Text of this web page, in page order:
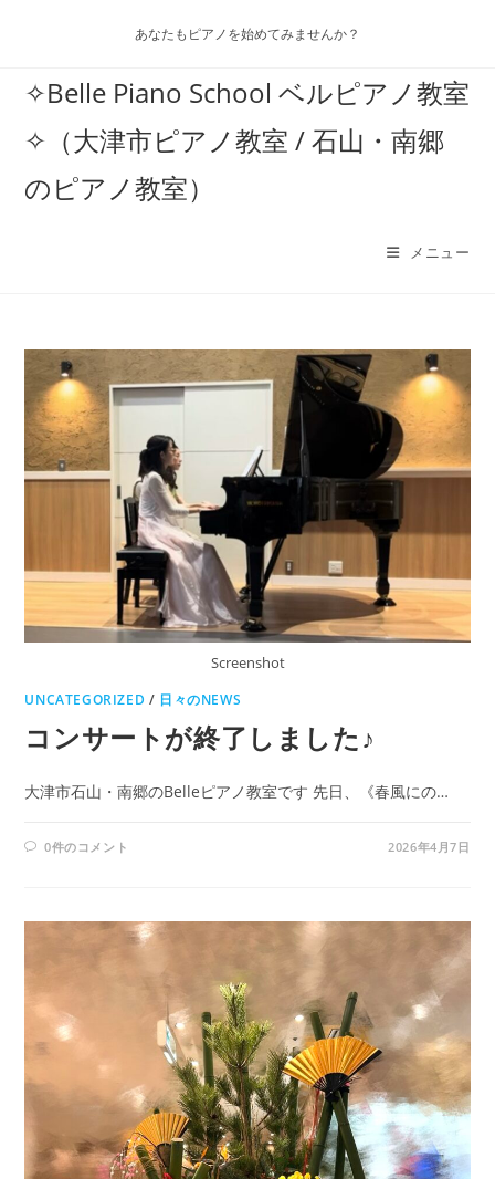
あなたもピアノを始めてみませんか？
✧Belle Piano School ベルピアノ教室
✧（大津市ピアノ教室 / 石山・南郷
のピアノ教室）
メニュー
Screenshot
UNCATEGORIZED / 日々のNEWS
コンサートが終了しました♪
大津市石山・南郷のBelleピアノ教室です 先日、《春風にの…
0件のコメント 2026年4月7日